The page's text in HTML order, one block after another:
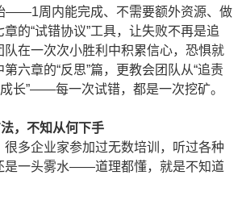
——1周内能完成、不需要额外资源、做
的“试错协议”工具，让失败不再是追
队在一次次小胜利中积累信心，恐惧就
六章的“反思”篇，更教会团队从“追责
长”——每一次试错，都是一次挖矿。
，不知从何下手
多企业家参加过无数培训，听过各种
是一头雾水——道理都懂，就是不知道